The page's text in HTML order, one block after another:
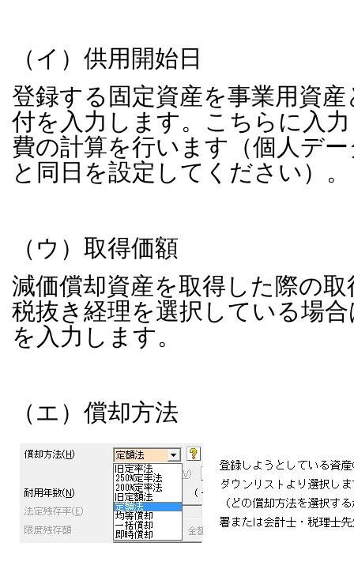
（イ）供用開始日
登録する固定資産を事業用資
付を入力します。こちらに入
費の計算を行います（個人デ
と同日を設定してください）。
（ウ）取得価額
減価償却資産を取得した際の
税抜き経理を選択している場
を入力します。
（エ）償却方法